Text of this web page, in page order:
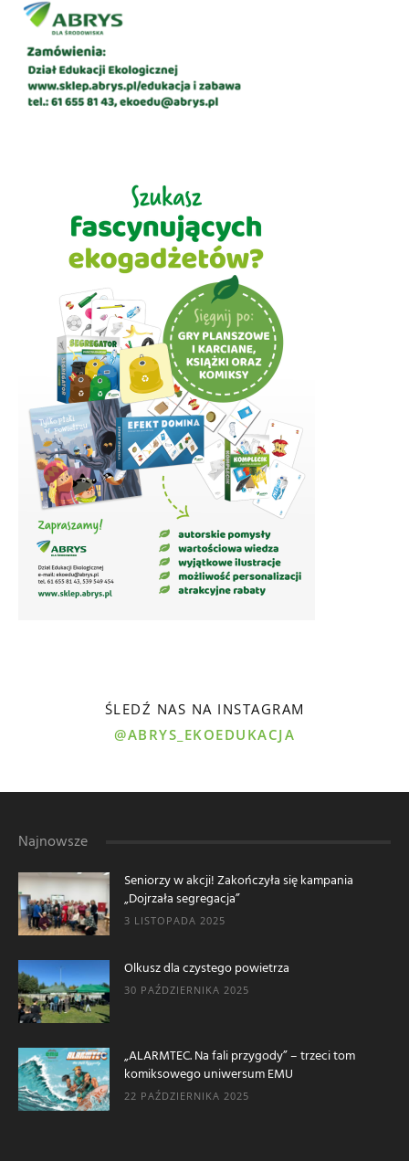
ŚLEDŹ NAS NA INSTAGRAM
@ABRYS_EKOEDUKACJA
Najnowsze
Seniorzy w akcji! Zakończyła się kampania
„Dojrzała segregacja”
3 LISTOPADA 2025
Olkusz dla czystego powietrza
30 PAŹDZIERNIKA 2025
„ALARMTEC. Na fali przygody” – trzeci tom
komiksowego uniwersum EMU
22 PAŹDZIERNIKA 2025